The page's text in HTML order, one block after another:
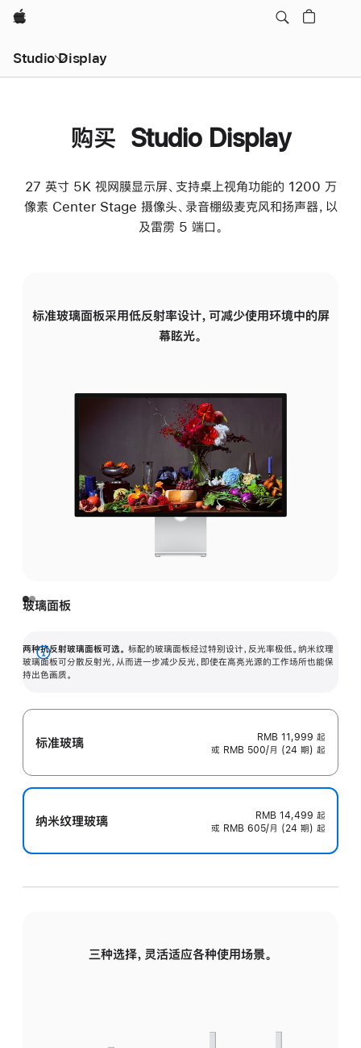
Apple
Studio Display
购买 Studio Display
27 英寸 5K 视网膜显示屏、支持桌上视角功能的 1200 万
像素 Center Stage 摄像头、录音棚级麦克风和扬声器，以
及雷雳 5 端口。
标准玻璃面板采用低反射率设计，可减少使用环境中的屏
幕眩光。
玻璃面板
两种抗反射玻璃面板可选。 标配的玻璃面板经过特别设计，反光率极低。纳米纹理
玻璃面板可分散反射光，从而进一步减少反光，即使在高亮光源的工作场所也能保
持出色画质。
展
开
标准玻璃 RMB 11,999 起
或 RMB 500/月 (24 期) 起
纳米纹理玻璃 RMB 14,499 起
或 RMB 605/月 (24 期) 起
三种选择，灵活适应各种使用场景。